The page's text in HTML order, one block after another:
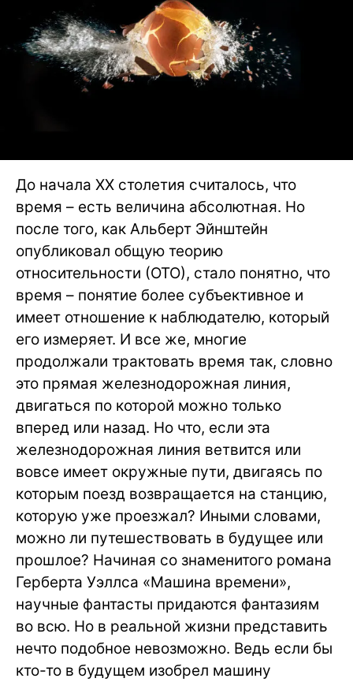
До начала ХХ столетия считалось, что
время – есть величина абсолютная. Но
после того, как Альберт Эйнштейн
опубликовал общую теорию
относительности (ОТО), стало понятно, что
время – понятие более субъективное и
имеет отношение к наблюдателю, который
его измеряет. И все же, многие
продолжали трактовать время так, словно
это прямая железнодорожная линия,
двигаться по которой можно только
вперед или назад. Но что, если эта
железнодорожная линия ветвится или
вовсе имеет окружные пути, двигаясь по
которым поезд возвращается на станцию,
которую уже проезжал? Иными словами,
можно ли путешествовать в будущее или
прошлое? Начиная со знаменитого романа
Герберта Уэллса «Машина времени»,
научные фантасты придаются фантазиям
во всю. Но в реальной жизни представить
нечто подобное невозможно. Ведь если бы
кто-то в будущем изобрел машину